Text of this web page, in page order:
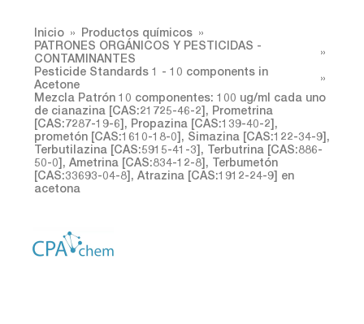
Inicio
Productos químicos
PATRONES ORGÁNICOS Y PESTICIDAS -
CONTAMINANTES
Pesticide Standards 1 - 10 components in
Acetone
Mezcla Patrón 10 componentes: 100 ug/ml cada uno
de cianazina [CAS:21725-46-2], Prometrina
[CAS:7287-19-6], Propazina [CAS:139-40-2],
prometón [CAS:1610-18-0], Simazina [CAS:122-34-9],
Terbutilazina [CAS:5915-41-3], Terbutrina [CAS:886-
50-0], Ametrina [CAS:834-12-8], Terbumetón
[CAS:33693-04-8], Atrazina [CAS:1912-24-9] en
acetona